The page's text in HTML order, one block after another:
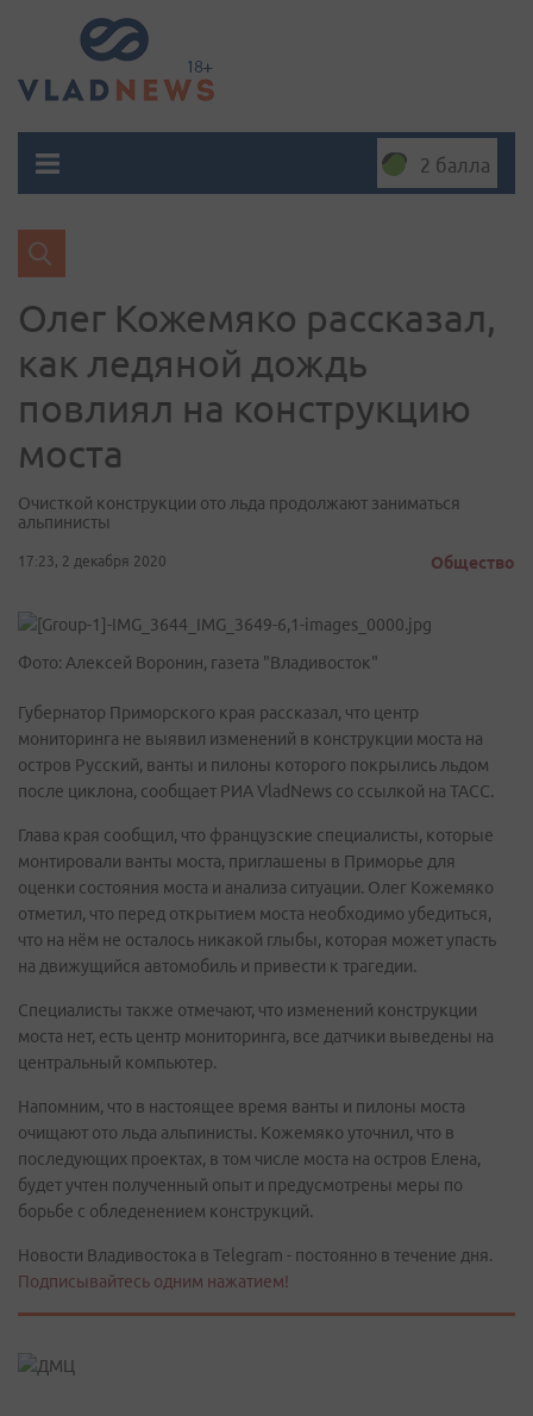
2 балла
Олег Кожемяко рассказал,
как ледяной дождь
повлиял на конструкцию
моста
Очисткой конструкции ото льда продолжают заниматься
альпинисты
17:23, 2 декабря 2020 Общество
Фото: Алексей Воронин, газета "Владивосток"
Губернатор Приморского края рассказал, что центр
мониторинга не выявил изменений в конструкции моста на
остров Русский, ванты и пилоны которого покрылись льдом
после циклона, сообщает РИА VladNews со ссылкой на ТАСС.
Глава края сообщил, что французские специалисты, которые
монтировали ванты моста, приглашены в Приморье для
оценки состояния моста и анализа ситуации. Олег Кожемяко
отметил, что перед открытием моста необходимо убедиться,
что на нём не осталось никакой глыбы, которая может упасть
на движущийся автомобиль и привести к трагедии.
Специалисты также отмечают, что изменений конструкции
моста нет, есть центр мониторинга, все датчики выведены на
центральный компьютер.
Напомним, что в настоящее время ванты и пилоны моста
очищают ото льда альпинисты. Кожемяко уточнил, что в
последующих проектах, в том числе моста на остров Елена,
будет учтен полученный опыт и предусмотрены меры по
борьбе с обледенением конструкций.
Новости Владивостока в Telegram - постоянно в течение дня.
Подписывайтесь одним нажатием!